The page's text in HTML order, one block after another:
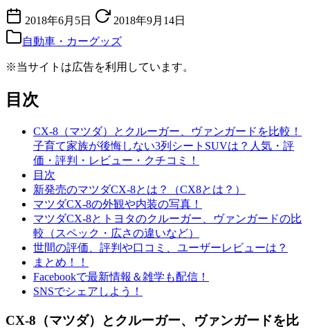
2018年6月5日
2018年9月14日
自動車・カーグッズ
※当サイトは広告を利用しています。
目次
CX-8（マツダ）とクルーガー、ヴァンガードを比較！
子育て家族が後悔しない3列シートSUVは？人気・評
価・評判・レビュー・クチコミ！
目次
新発売のマツダCX-8とは？（CX8とは？）
マツダCX-8の外観や内装の写真！
マツダCX-8とトヨタのクルーガー、ヴァンガードの比
較（スペック・広さの違いなど）
世間の評価、評判や口コミ、ユーザーレビューは？
まとめ！！
Facebookで最新情報＆雑学も配信！
SNSでシェアしよう！
CX-8（マツダ）とクルーガー、ヴァンガードを比